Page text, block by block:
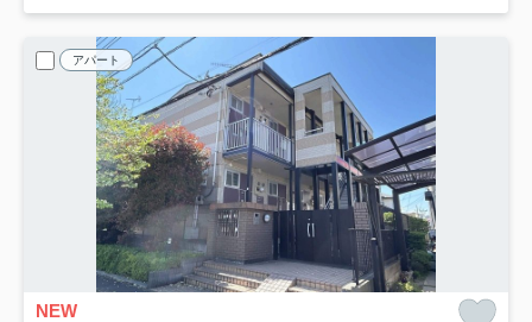
アパート
NEW